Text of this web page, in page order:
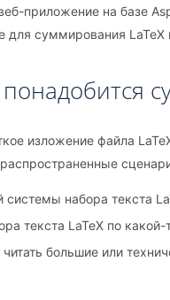
приложение на базе
для суммирования
изложение файла
распространенные
системы набора текста
текста LaTeX по
читать большие или